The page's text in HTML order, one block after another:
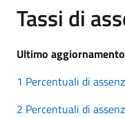
Tassi di
Ultimo aggiornamento
1 Percentuali di
2 Percentuali di